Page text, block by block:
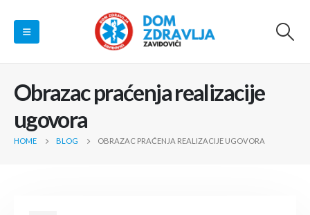
Obrazac praćenja realizacije
ugovora
HOME BLOG OBRAZAC PRAĆENJA REALIZACIJE UGOVORA